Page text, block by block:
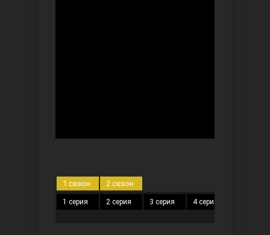
Красивее, чем ты
1 сезон 2 сезон
1 серия 2 серия 3 серия 4 серия